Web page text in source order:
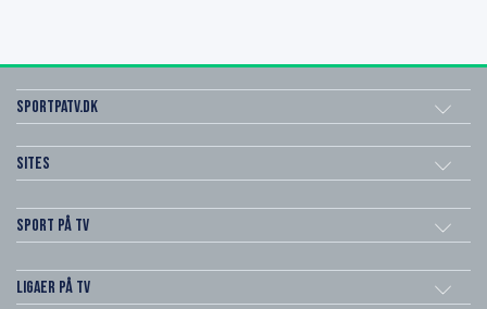
SportPaTV.dk
Sites
Sport på TV
Ligaer på TV